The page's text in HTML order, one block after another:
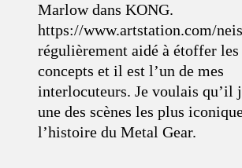
Marlow dans KONG.
https://www.artstation.com/
régulièrement aidé à étoffer
concepts et il est l’un de mes
interlocuteurs. Je voulais qu’il
une des scènes les plus
l’histoire du Metal Gear.